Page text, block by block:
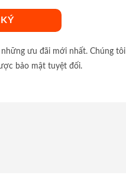
ưu đãi mới nhất. Chúng tôi
bảo mật tuyệt đối.